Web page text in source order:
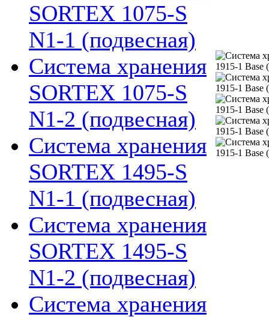
SORTEX 1075-S
N1-1 (подвесная)
Система хранения
SORTEX 1075-S
N1-2 (подвесная)
Система хранения
SORTEX 1495-S
N1-1 (подвесная)
Система хранения
SORTEX 1495-S
N1-2 (подвесная)
Система хранения